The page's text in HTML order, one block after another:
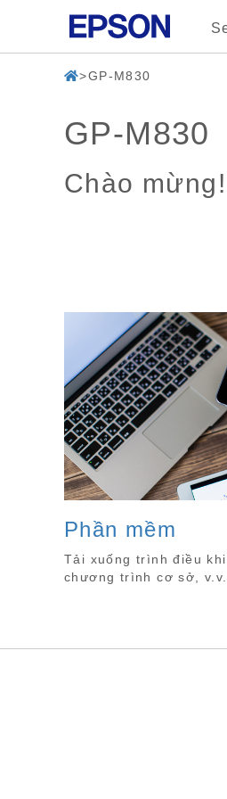
GP-M830
GP-M830
Chào mừng!
Phần mềm
Tải xuống trình điều
chương trình cơ sở, v.v.